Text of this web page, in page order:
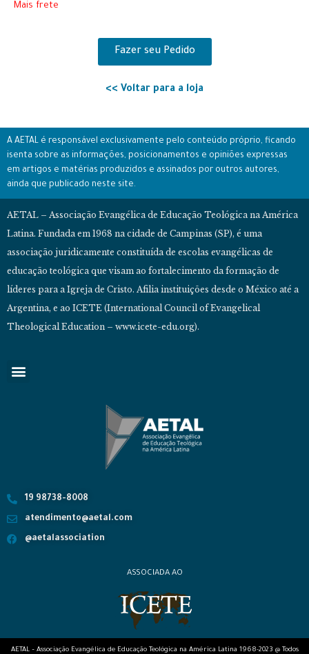
Mais frete
Fazer seu Pedido
<< Voltar para a loja
A AETAL é responsável exclusivamente pelo conteúdo próprio, ficando
isenta sobre as informações, posicionamentos e opiniões expressas
em artigos e matérias produzidos e assinados por outros autores,
ainda que publicado neste site.
AETAL – Associação Evangélica de Educação Teológica na América
Latina. Fundada em 1968 na cidade de Campinas (SP), é uma
associação juridicamente constituída de escolas evangélicas de
educação teológica que visam ao fortalecimento da formação de
líderes para a Igreja de Cristo. Afilia instituições desde o México até a
Argentina, e ao ICETE (International Council of Evangelical
Theological Education – www.icete-edu.org).
19 98738-8008
atendimento@aetal.com
@aetalassociation
ASSOCIADA AO
AETAL – Associação Evangélica de Educação Teológica na América Latina 1968-2023 @ Todos